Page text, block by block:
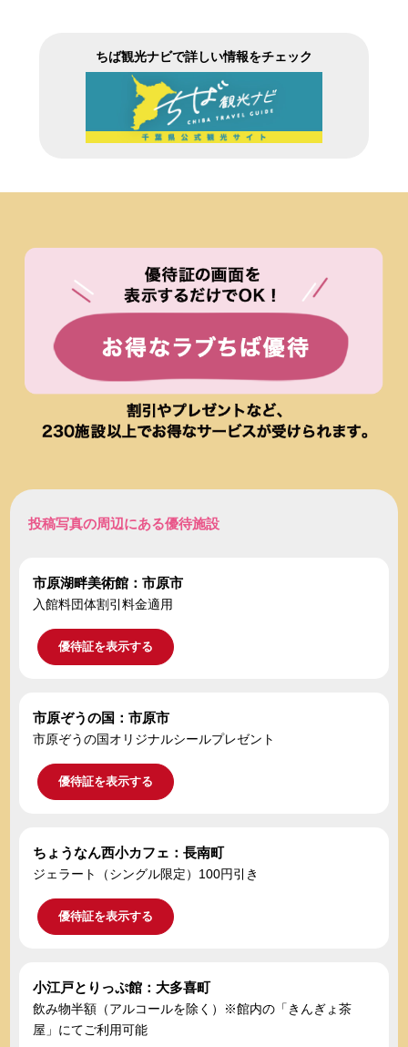
ちば観光ナビで詳しい情報をチェック
投稿写真の周辺にある優待施設
市原湖畔美術館：市原市
入館料団体割引料金適用
優待証を表示する
市原ぞうの国：市原市
市原ぞうの国オリジナルシールプレゼント
優待証を表示する
ちょうなん西小カフェ：長南町
ジェラート（シングル限定）100円引き
優待証を表示する
小江戸とりっぷ館：大多喜町
飲み物半額（アルコールを除く）※館内の「きんぎょ茶
屋」にてご利用可能